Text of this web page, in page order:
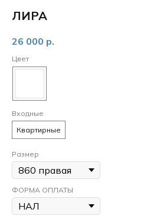
ЛИРА
26 000 р.
Цвет
Входные
Квартирные
Размер
ФОРМА ОПЛАТЫ